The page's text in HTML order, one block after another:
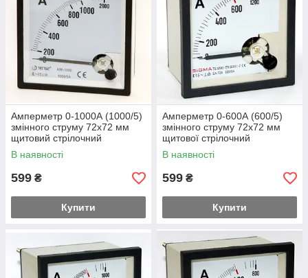
Амперметр 0-1000А (1000/5)
змінного струму 72х72 мм
щитовий стрілочний
В наявності
599 ₴
Купити
Амперметр 0-600А (600/5)
змінного струму 72х72 мм
щитової стрілочний
В наявності
599 ₴
Купити